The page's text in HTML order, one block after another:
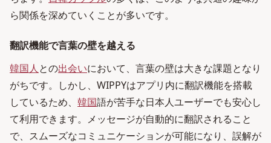
ら関係を深めていくことが多いです。
翻訳機能で言葉の壁を越える
韓国人との出会いにおいて、言葉の壁は大きな課題となり
がちです。しかし、WIPPYはアプリ内に翻訳機能を搭載
しているため、 韓国語が苦手な日本人ユーザーでも安心し
て利用できます。メッセージが自動的に翻訳されること
で、スムーズなコミュニケーションが可能になり、誤解が